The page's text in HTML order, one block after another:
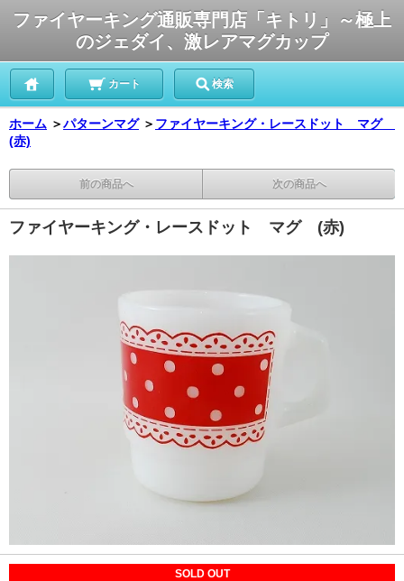
ファイヤーキング通販専門店「キトリ」～極上
のジェダイ、激レアマグカップ
カート 検索
ホーム ＞パターンマグ ＞ ファイヤーキング・レースドット マグ
(赤)
前の商品へ 次の商品へ
ファイヤーキング・レースドット マグ (赤)
SOLD OUT